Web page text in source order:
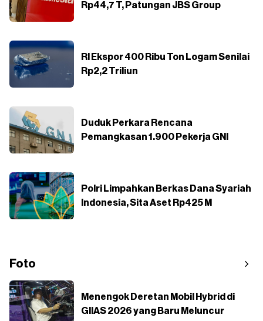
Rp44,7 T, Patungan JBS Group
RI Ekspor 400 Ribu Ton Logam Senilai
Rp2,2 Triliun
Duduk Perkara Rencana
Pemangkasan 1.900 Pekerja GNI
Polri Limpahkan Berkas Dana Syariah
Indonesia, Sita Aset Rp425 M
Foto
Menengok Deretan Mobil Hybrid di
GIIAS 2026 yang Baru Meluncur